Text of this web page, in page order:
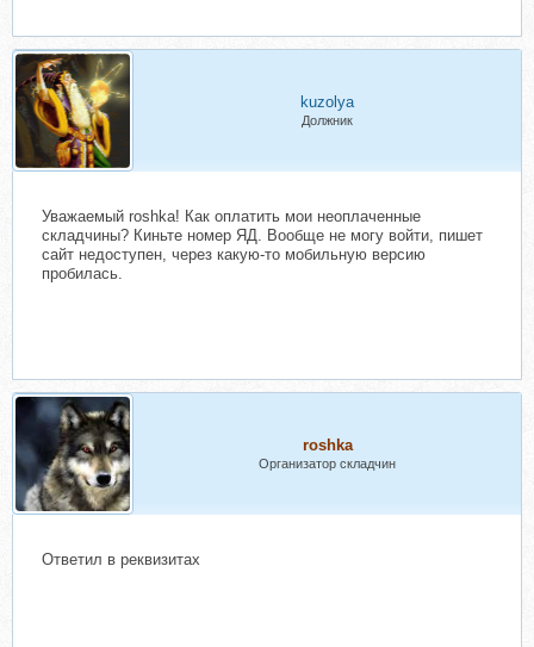
kuzolya
Должник
Уважаемый roshka! Как оплатить мои неоплаченные
складчины? Киньте номер ЯД. Вообще не могу войти, пишет
сайт недоступен, через какую-то мобильную версию
пробилась.
roshka
Организатор складчин
Ответил в реквизитах